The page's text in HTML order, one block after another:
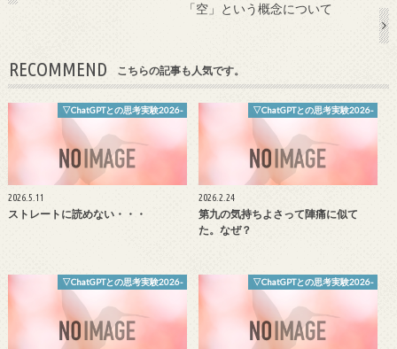
「空」という概念について
RECOMMEND こちらの記事も人気です。
▽ChatGPTとの思考実験2026-
2026.5.11
ストレートに読めない・・・
▽ChatGPTとの思考実験2026-
2026.2.24
第九の気持ちよさって陣痛に似て
た。なぜ？
▽ChatGPTとの思考実験2026- ▽ChatGPTとの思考実験2026-